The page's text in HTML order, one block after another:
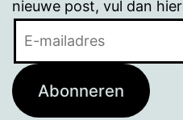
nieuwe post, vul dan
Abonneren